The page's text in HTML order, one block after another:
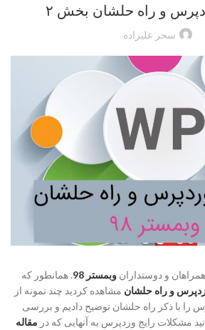
و راه حلشان بخش ۲
سحر علیزاده
و دوستداران وبمستر 98
. همانطور که
و راه حلشان مشاهده کردید چند نمونه از
را با ذکر راه حلشان توضیح دادیم و بررسی
مشکلات رایج وردپرس به آنهایی که در مقاله